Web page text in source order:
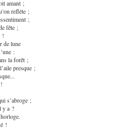
amant ;
reflète ;
;
fête ;
!
de lune
:
la forêt ;
presque ;
s’abroge ;
y a ?
!